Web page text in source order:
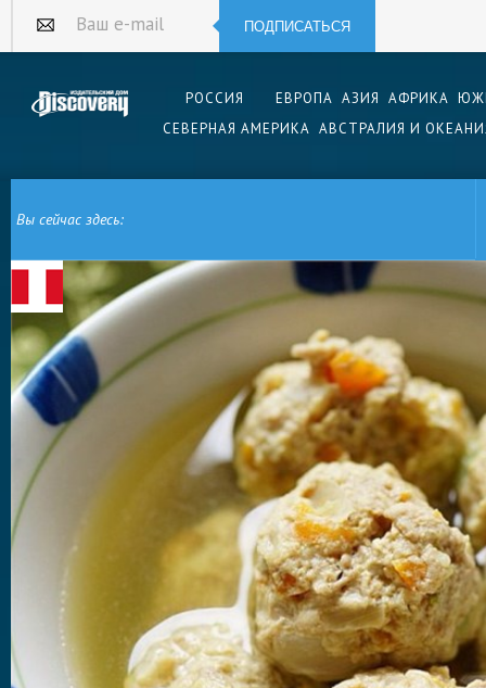
Ваш e-mail ПОДПИСАТЬСЯ
РОССИЯ ЕВРОПА АЗИЯ АФРИКА
СЕВЕРНАЯ АМЕРИКА АВСТРАЛИЯ И
Вы сейчас здесь:
ГЛАВНАЯ ЮЖНАЯ АМЕРИКА ПЕРУ ПЕРУАНСКАЯ КУХНЯ СУП С